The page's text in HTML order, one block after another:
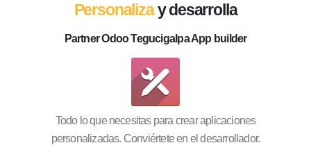
Personalizay desarrolla
Partner Odoo Tegucigalpa App builder
Todo lo que necesitas para crear aplicaciones
personalizadas. Conviértete en el desarrollador.